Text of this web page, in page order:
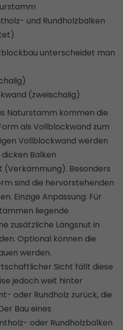
und Rundholzbalken
unterscheidet man
(zweischalig)
Naturstamm kommen die
als Vollblockwand zum
Vollblockwand werden
Balken
Besonders
sind die hervorstehenden
Einzige Anpassung: Für
liegende
zusätzliche Längsnut in
Optional können die
werden.
Sicht fällt diese
jedoch weit hinter
oder Rundholz zurück, die
Bau eines
oder Rundholzbalken